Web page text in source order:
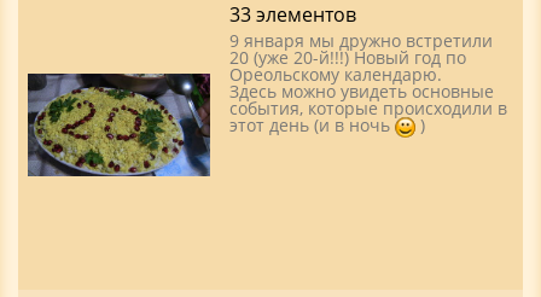
33 элементов
9 января мы дружно встретили
20 (уже 20-й!!!) Новый год по
Ореольскому календарю.
Здесь можно увидеть основные
события, которые происходили в
этот день (и в ночь )